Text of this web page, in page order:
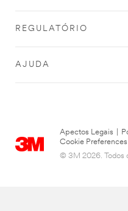
REGULATÓRIO
AJUDA
Apectos Legais
Cookie Preferences
© 3M 2026. Todos